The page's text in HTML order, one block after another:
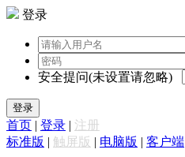
登录
安全提问(未设置请忽略)
登录
首页 | 登录 | 注册
标准版 | 触屏版 | 电脑版 | 客户端